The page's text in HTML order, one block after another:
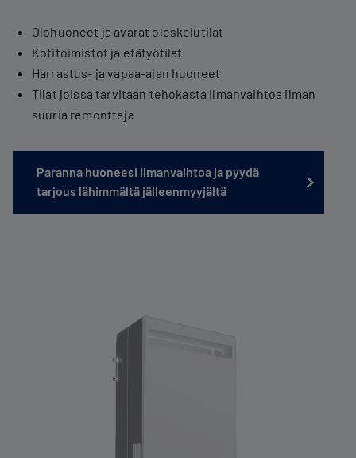
Olohuoneet ja avarat oleskelutilat
Kotitoimistot ja etätyötilat
Harrastus- ja vapaa-ajan huoneet
Tilat joissa tarvitaan tehokasta ilmanvaihtoa ilman
suuria remontteja
Paranna huoneesi ilmanvaihtoa ja pyydä
tarjous lähimmältä jälleenmyyjältä